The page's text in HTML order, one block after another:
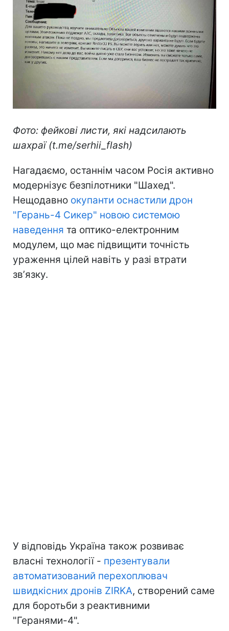
Фото: фейкові листи, які надсилають
шахраї (t.me/serhii_flash)
Нагадаємо, останнім часом Росія активно
модернізує безпілотники "Шахед".
Нещодавно окупанти оснастили дрон
"Герань-4 Сикер" новою системою
наведення та оптико-електронним
модулем, що має підвищити точність
ураження цілей навіть у разі втрати
звʼязку.
У відповідь Україна також розвиває
власні технології - презентували
автоматизований перехоплювач
швидкісних дронів ZIRKA, створений саме
для боротьби з реактивними
"Геранями-4".